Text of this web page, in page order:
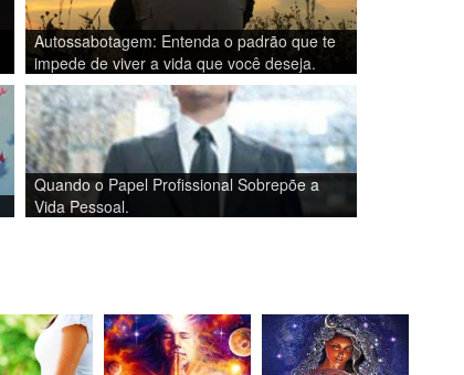
Autossabotagem: Entenda o padrão que te
impede de viver a vida que você deseja.
Quando o Papel Profissional Sobrepõe a
Vida Pessoal.